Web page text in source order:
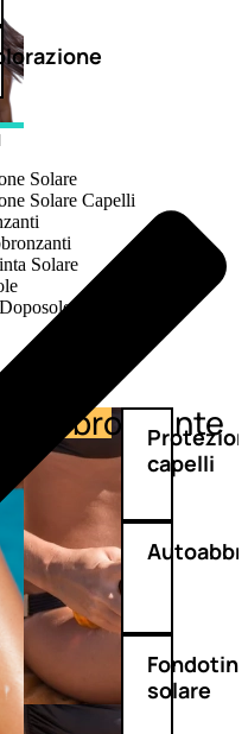
Solare
Solare Capelli
Solare
Abbronzante
capelli
solare